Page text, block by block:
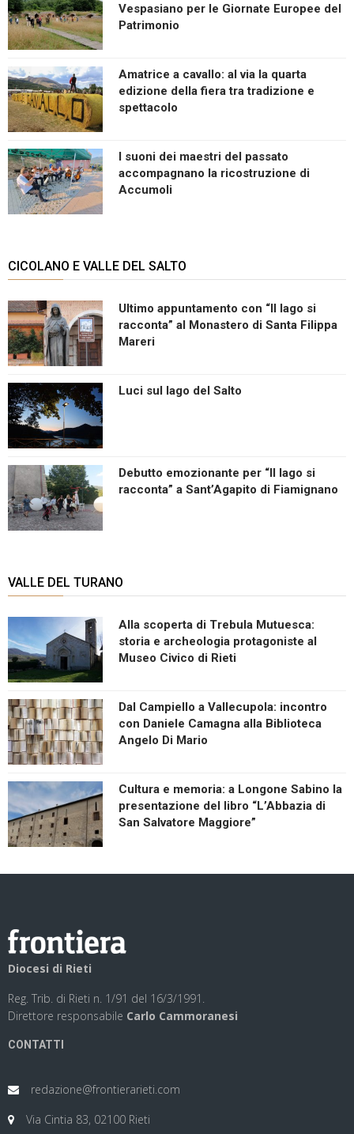
Vespasiano per le Giornate Europee del
Patrimonio
Amatrice a cavallo: al via la quarta
edizione della fiera tra tradizione e
spettacolo
I suoni dei maestri del passato
accompagnano la ricostruzione di
Accumoli
CICOLANO E VALLE DEL SALTO
Ultimo appuntamento con “Il lago si
racconta” al Monastero di Santa Filippa
Mareri
Luci sul lago del Salto
Debutto emozionante per “Il lago si
racconta” a Sant’Agapito di Fiamignano
VALLE DEL TURANO
Alla scoperta di Trebula Mutuesca:
storia e archeologia protagoniste al
Museo Civico di Rieti
Dal Campiello a Vallecupola: incontro
con Daniele Camagna alla Biblioteca
Angelo Di Mario
Cultura e memoria: a Longone Sabino la
presentazione del libro “L’Abbazia di
San Salvatore Maggiore”
Diocesi di Rieti
Reg. Trib. di Rieti n. 1/91 del 16/3/1991.
Direttore responsabile Carlo Cammoranesi
CONTATTI
redazione@frontierarieti.com
Via Cintia 83, 02100 Rieti